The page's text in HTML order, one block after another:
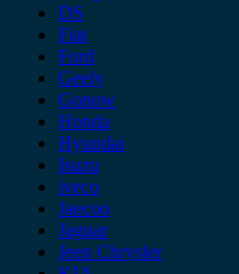
DS
Fiat
Ford
Geely
Gonow
Honda
Hyundai
Isuzu
iveco
Jaecoo
Jaguar
Jeep Chrysler